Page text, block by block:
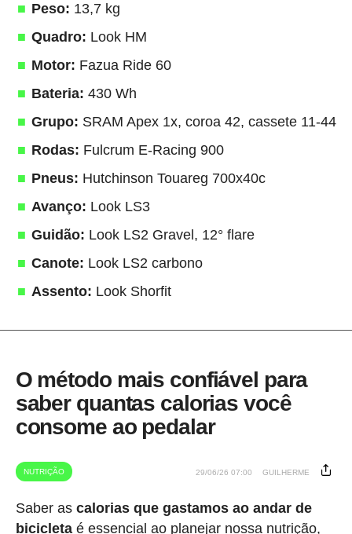
Peso: 13,7 kg
Quadro: Look HM
Motor: Fazua Ride 60
Bateria: 430 Wh
Grupo: SRAM Apex 1x, coroa 42, cassete 11-44
Rodas: Fulcrum E-Racing 900
Pneus: Hutchinson Touareg 700x40c
Avanço: Look LS3
Guidão: Look LS2 Gravel, 12° flare
Canote: Look LS2 carbono
Assento: Look Shorfit
O método mais confiável para
saber quantas calorias você
consome ao pedalar
NUTRIÇÃO 29/06/26 07:00 GUILHERME
Saber as calorias que gastamos ao andar de
bicicletaé essencial ao planejar nossa nutrição,